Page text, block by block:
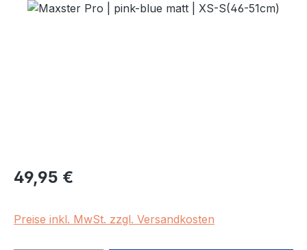
Bildergalerie überspringen
Regulärer Preis:
49,95 €
Preise inkl. MwSt. zzgl. Versandkosten